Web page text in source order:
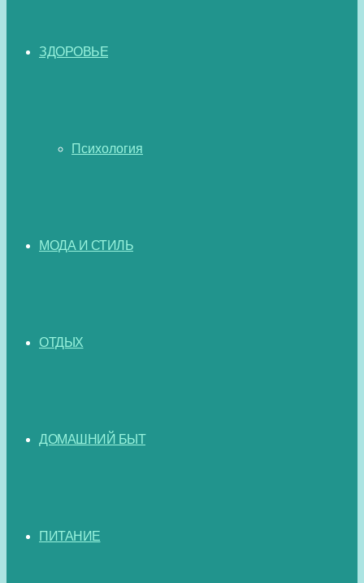
ЗДОРОВЬЕ
Психология
МОДА И СТИЛЬ
ОТДЫХ
ДОМАШНИЙ БЫТ
ПИТАНИЕ